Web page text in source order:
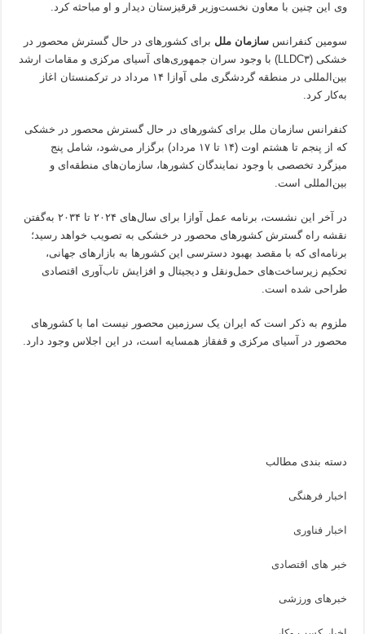
وی این چنین با معاون نخست‌وزیر قرقیزستان دیدار و او مباحثه کرد.
سومین کنفرانسسازمان ملل برای کشورهای در حال گسترش محصور در
خشکی (LLDC۳) با وجود سران جمهوری‌های آسیای مرکزی و مقامات ارشد
بین‌المللی در منطقه گردشگری ملی آوازا ۱۴ مرداد در ترکمنستان اغاز
به‌کار کرد.
کنفرانس سازمان ملل برای کشورهای در حال گسترش محصور در خشکی
که از پنجم تا هشتم اوت (۱۴ تا ۱۷ مرداد) برگزار می‌شود، شامل پنج
میزگرد تخصصی با وجود نمایندگان کشورها، سازمان‌های منطقه‌ای و
بین‌المللی است.
در آخر این نشست، برنامه عمل آوازا برای سال‌های ۲۰۲۴ تا ۲۰۳۴ به‌گفتن
نقشه راه گسترش کشورهای محصور در خشکی به تصویب خواهد رسید؛
برنامه‌ای که با مقصد بهبود دسترسی این کشورها به بازارهای جهانی،
تحکیم زیرساخت‌های حمل‌ونقل و دیجیتال و افزایش تاب‌آوری اقتصادی
طراحی شده است.
ملزوم به ذکر است که ایران یک سرزمین محصور نیست اما با کشورهای
محصور در آسیای مرکزی و قفقاز همسایه است، در این اجلاس وجود دارد.
دسته بندی مطالب
اخبار فرهنگی
اخبار فناوری
خبر های اقتصادی
خبرهای ورزشی